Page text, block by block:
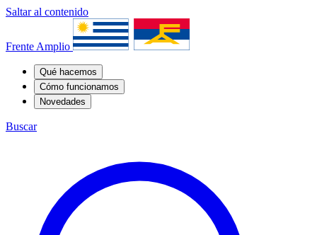
Saltar al contenido
Frente Amplio
Qué hacemos
Cómo funcionamos
Novedades
Buscar